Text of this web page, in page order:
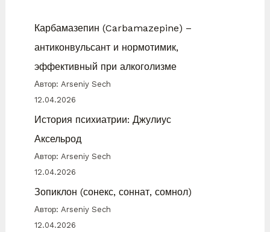
Карбамазепин (Carbamazepine) –
антиконвульсант и нормотимик,
эффективный при алкоголизме
Автор: Arseniy Sech
12.04.2026
История психиатрии: Джулиус
Аксельрод
Автор: Arseniy Sech
12.04.2026
Зопиклон (сонекс, соннат, сомнол)
Автор: Arseniy Sech
12.04.2026